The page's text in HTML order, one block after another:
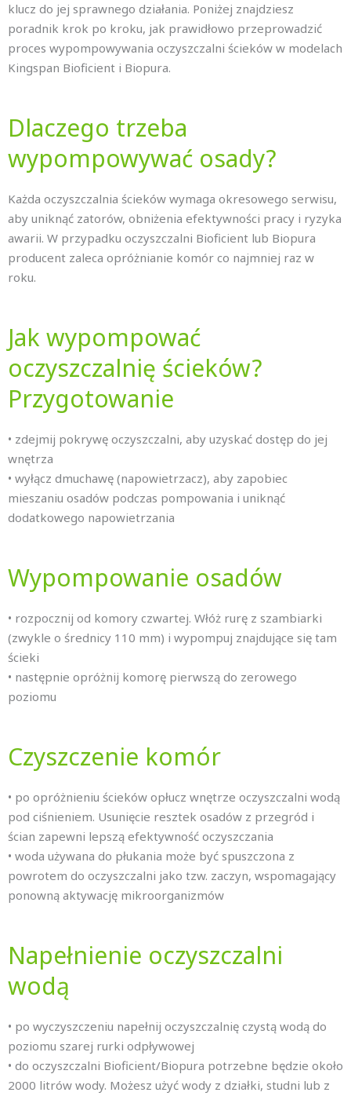
klucz do jej sprawnego działania. Poniżej znajdziesz
poradnik krok po kroku, jak prawidłowo przeprowadzić
proces wypompowywania oczyszczalni ścieków w modelach
Kingspan Bioficient i Biopura.
Dlaczego trzeba
wypompowywać osady?
Każda oczyszczalnia ścieków wymaga okresowego serwisu,
aby uniknąć zatorów, obniżenia efektywności pracy i ryzyka
awarii. W przypadku oczyszczalni Bioficient lub Biopura
producent zaleca opróżnianie komór co najmniej raz w
roku.
Jak wypompować
oczyszczalnię ścieków?
Przygotowanie
• zdejmij pokrywę oczyszczalni, aby uzyskać dostęp do jej
wnętrza
• wyłącz dmuchawę (napowietrzacz), aby zapobiec
mieszaniu osadów podczas pompowania i uniknąć
dodatkowego napowietrzania
Wypompowanie osadów
• rozpocznij od komory czwartej. Włóż rurę z szambiarki
(zwykle o średnicy 110 mm) i wypompuj znajdujące się tam
ścieki
• następnie opróżnij komorę pierwszą do zerowego
poziomu
Czyszczenie komór
• po opróżnieniu ścieków opłucz wnętrze oczyszczalni wodą
pod ciśnieniem. Usunięcie resztek osadów z przegród i
ścian zapewni lepszą efektywność oczyszczania
• woda używana do płukania może być spuszczona z
powrotem do oczyszczalni jako tzw. zaczyn, wspomagający
ponowną aktywację mikroorganizmów
Napełnienie oczyszczalni
wodą
• po wyczyszczeniu napełnij oczyszczalnię czystą wodą do
poziomu szarej rurki odpływowej
• do oczyszczalni Bioficient/Biopura potrzebne będzie około
2000 litrów wody. Możesz użyć wody z działki, studni lub z